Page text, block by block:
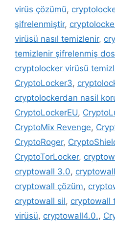
virüs çözümü,
şifrelenmiştir,
virüsü nasıl temizlenir,
temizlenir şifrelenmiş
cryptolocker virüsü
CryptoLocker3,
cryptolockerdan nasil
CryptoLockerEU,
CryptoMix Revenge,
CryptoRoger,
CryptoTorLocker,
cryptowall 3.0,
cryptowall çözüm,
cryptowall sil, cryptowall
virüsü, cryptowall4.0.,